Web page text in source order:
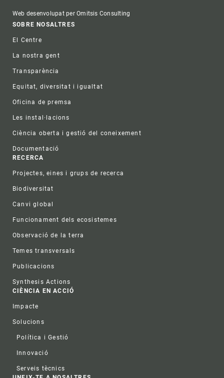
Web desenvolupat per Omitsis Consulting
Footer
SOBRE NOSALTRES
El Centre
La nostra gent
Transparència
Equitat, diversitat i igualtat
Oficina de premsa
Les instal·lacions
Ciència oberta i gestió del coneixement
Documentació
RECERCA
Projectes, eines i grups de recerca
Biodiversitat
Canvi global
Funcionament dels ecosistemes
Observació de la terra
Temes transversals
Publicacions
Synthesis Actions
CIÈNCIA EN ACCIÓ
Impacte
Solucions
Política i Gestió
Innovació
Serveis tècnics